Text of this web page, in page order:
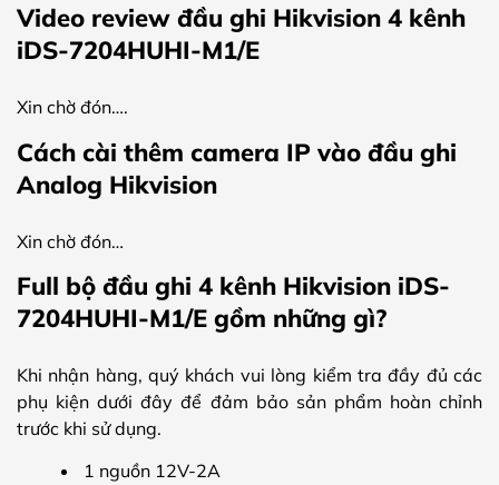
Video review đầu ghi Hikvision 4 kênh
iDS-7204HUHI-M1/E
Xin chờ đón….
Cách cài thêm camera IP vào đầu ghi
Analog Hikvision
Xin chờ đón…
Full bộ đầu ghi 4 kênh Hikvision iDS-
7204HUHI-M1/E gồm những gì?
Khi nhận hàng, quý khách vui lòng kiểm tra đầy đủ các
phụ kiện dưới đây để đảm bảo sản phẩm hoàn chỉnh
trước khi sử dụng.
1 nguồn 12V-2A